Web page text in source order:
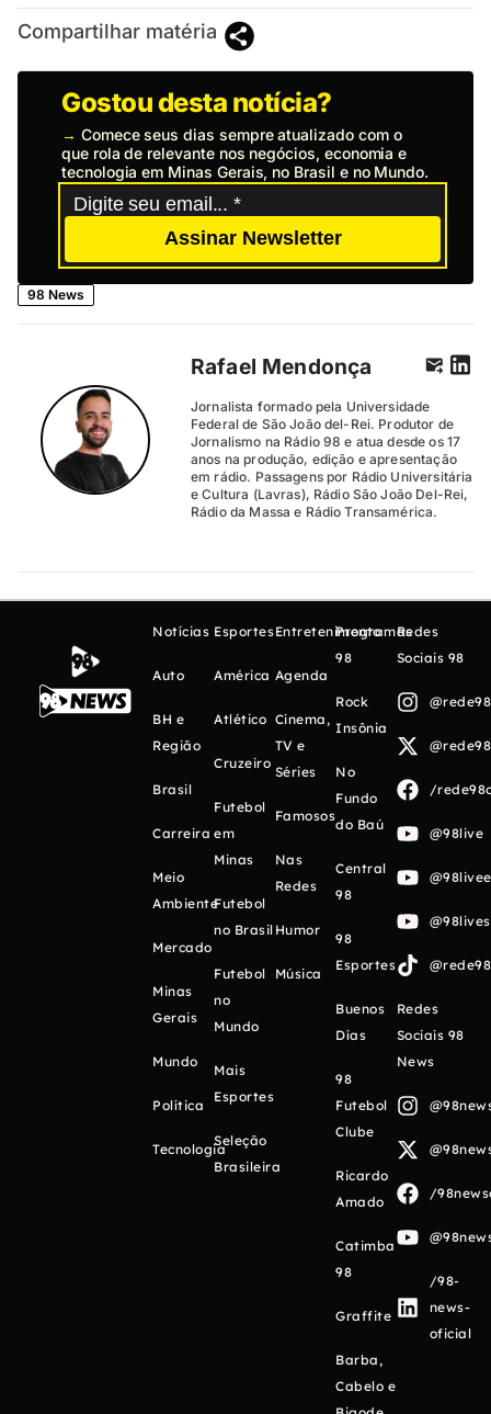
Compartilhar matéria
Gostou desta notícia?
→ Comece seus dias sempre atualizado com o
que rola de relevante nos negócios, economia e
tecnologia em Minas Gerais, no Brasil e no Mundo.
Assinar Newsletter
98 News
Rafael Mendonça
Jornalista formado pela Universidade
Federal de São João del-Rei. Produtor de
Jornalismo na Rádio 98 e atua desde os 17
anos na produção, edição e apresentação
em rádio. Passagens por Rádio Universitária
e Cultura (Lavras), Rádio São João Del-Rei,
Rádio da Massa e Rádio Transamérica.
Notícias
Auto
BH e
Região
Brasil
Carreira
Meio
Ambiente
Mercado
Minas
Gerais
Mundo
Política
Tecnologia
Esportes
América
Atlético
Cruzeiro
Futebol
em
Minas
Futebol
no Brasil
Futebol
no
Mundo
Mais
Esportes
Seleção
Brasileira
Entretenimento
Agenda
Cinema,
TV e
Séries
Famosos
Nas
Redes
Humor
Música
Programas
98
Rock
Insônia
No
Fundo
do Baú
Central
98
98
Esportes
Buenos
Días
98
Futebol
Clube
Ricardo
Amado
Catimba
98
Graffite
Barba,
Cabelo e
Redes
Sociais 98
/
@98live
Redes
Sociais 98
News
/
/98-
news-
oficial